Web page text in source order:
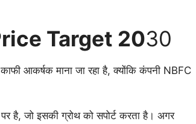
Target 2030
आकर्षक माना जा रहा है, क्योंकि कंपनी NBFC
जो इसकी ग्रोथ को सपोर्ट करता है। अगर